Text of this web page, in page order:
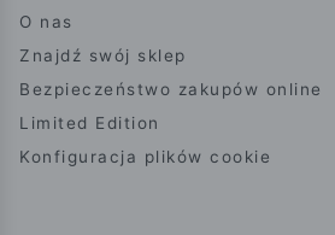
O nas
Znajdź swój sklep
Bezpieczeństwo zakupów online
Limited Edition
Konfiguracja plików cookie